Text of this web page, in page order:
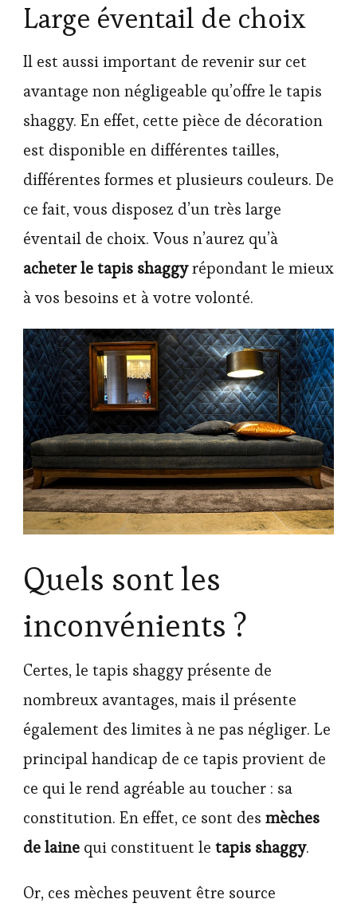
Large éventail de choix
Il est aussi important de revenir sur cet
avantage non négligeable qu’offre le tapis
shaggy. En effet, cette pièce de décoration
est disponible en différentes tailles,
différentes formes et plusieurs couleurs. De
ce fait, vous disposez d’un très large
éventail de choix. Vous n’aurez qu’à
acheter le tapis shaggyrépondant le mieux
à vos besoins et à votre volonté.
Quels sont les
inconvénients ?
Certes, le tapis shaggy présente de
nombreux avantages, mais il présente
également des limites à ne pas négliger. Le
principal handicap de ce tapis provient de
ce qui le rend agréable au toucher : sa
constitution. En effet, ce sont des mèches
de laine qui constituent le tapis shaggy.
Or, ces mèches peuvent être source